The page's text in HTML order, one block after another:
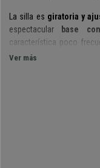
La silla es giratoria y
espectacular
base
característica poco
cuenta ya que es muy
resistente. Este
puedas elegir el que
En resumen, nos
confortable,
Ver más